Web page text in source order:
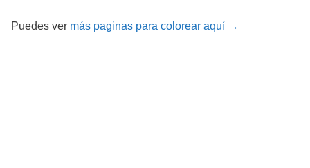
Puedes ver más paginas para colorear aquí →